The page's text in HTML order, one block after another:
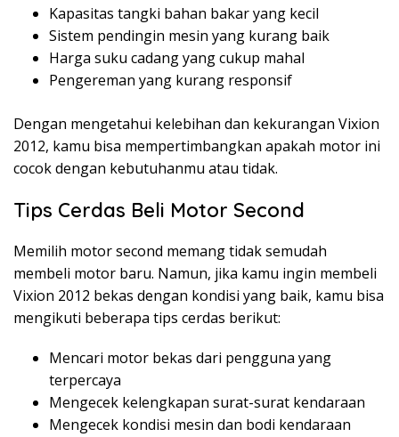
Kapasitas tangki bahan bakar yang kecil
Sistem pendingin mesin yang kurang baik
Harga suku cadang yang cukup mahal
Pengereman yang kurang responsif
Dengan mengetahui kelebihan dan kekurangan Vixion
2012, kamu bisa mempertimbangkan apakah motor ini
cocok dengan kebutuhanmu atau tidak.
Tips Cerdas Beli Motor Second
Memilih motor second memang tidak semudah
membeli motor baru. Namun, jika kamu ingin membeli
Vixion 2012 bekas dengan kondisi yang baik, kamu bisa
mengikuti beberapa tips cerdas berikut:
Mencari motor bekas dari pengguna yang
terpercaya
Mengecek kelengkapan surat-surat kendaraan
Mengecek kondisi mesin dan bodi kendaraan